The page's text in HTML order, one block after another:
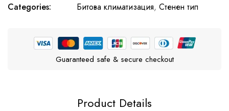
Categories:
Битова климатизация, Стенен тип
Guaranteed safe & secure checkout
Product Details